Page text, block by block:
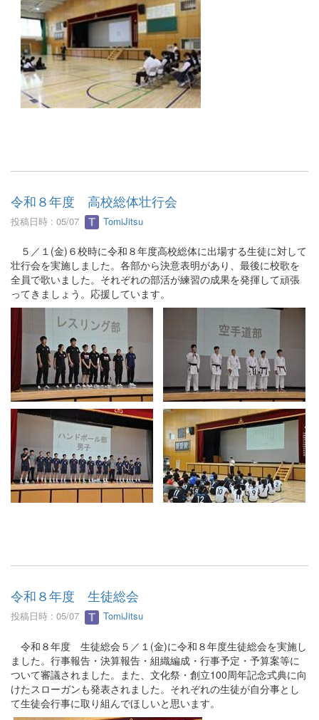
令和８年度 高校総体壮行会
投稿日時 : 05/07 TomiJitsu
５／１(金)６校時に令和８年度高校総体に出場する生徒に対して
壮行会を実施しました。各部から決意表明があり、最後に校歌を
全員で歌いました。それぞれの部活が練習の成果を発揮して頑張
ってきましょう。応援しています。
令和８年度 生徒総会
投稿日時 : 05/07 TomiJitsu
令和８年度 生徒総会５／１(金)に令和８年度生徒総会を実施し
ました。行事報告・決算報告・組織編成・行事予定・予算案等に
ついて審議されました。また、文化祭・創立100周年記念式典に向
けたスローガンも発表されました。それぞれの生徒が自分事とし
て生徒会行事に取り組んでほしいと思います。